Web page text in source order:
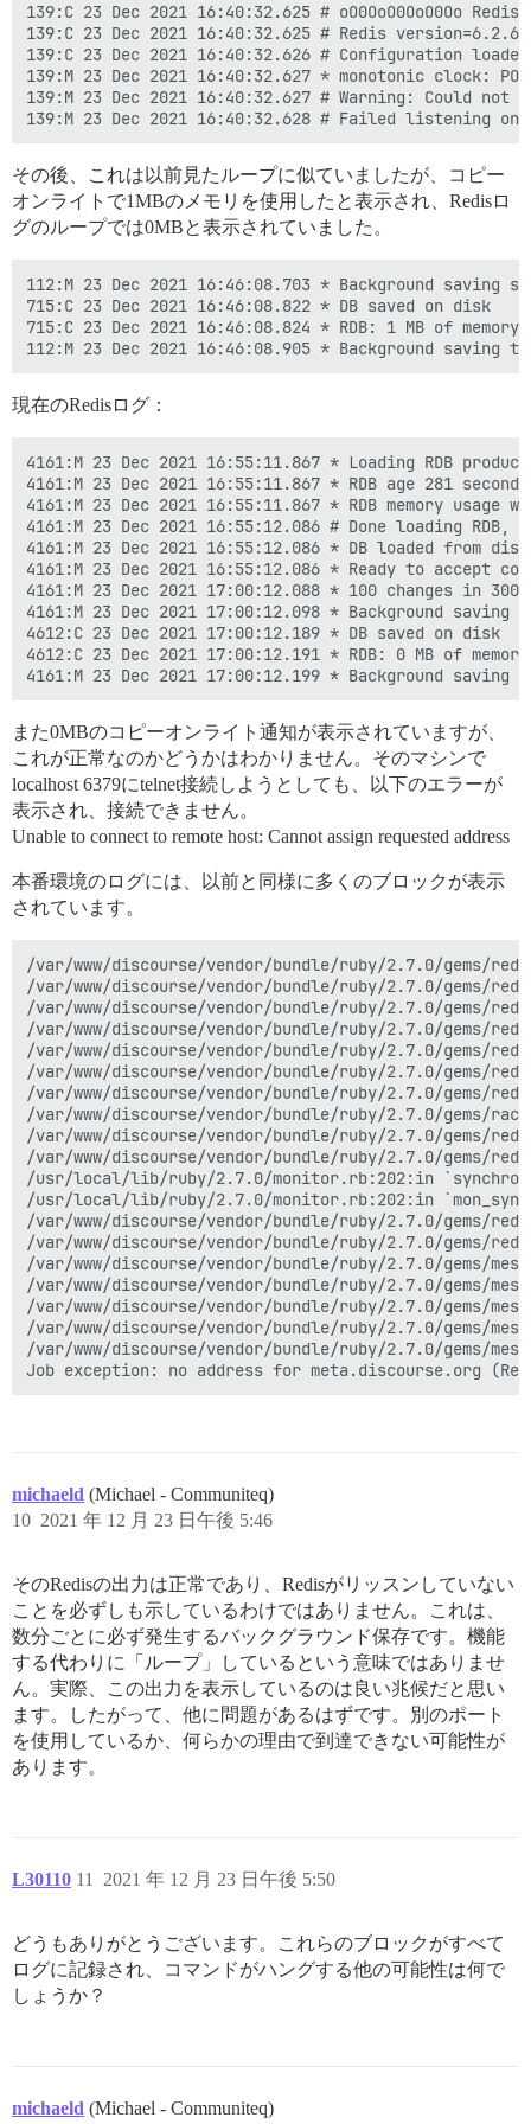
139:C 23 Dec 2021 16:40:32.625 # oO0OoO0OoO0Oo
139:C 23 Dec 2021 16:40:32.625 # Redis
139:C 23 Dec 2021 16:40:32.626 # Configuration loaded
139:M 23 Dec 2021 16:40:32.627 * monotonic clock:
139:M 23 Dec 2021 16:40:32.627 # Warning: Could
その後、これは以前見たループに似ていましたが、コピー
オンライトで1MBのメモリを使用したと表示され、Redisロ
グのループでは0MBと表示されていました。
112:M 23 Dec 2021 16:46:08.703 * Background saving
715:C 23 Dec 2021 16:46:08.822 * DB saved on disk
715:C 23 Dec 2021 16:46:08.824 * RDB: 1 MB of
現在のRedisログ：
4161:M 23 Dec 2021 16:55:11.867 * Loading RDB
4161:M 23 Dec 2021 16:55:11.867 * RDB age 281 seconds
4161:M 23 Dec 2021 16:55:11.867 * RDB memory usage
4161:M 23 Dec 2021 16:55:12.086 # Done loading
4161:M 23 Dec 2021 16:55:12.086 * DB loaded from
4161:M 23 Dec 2021 16:55:12.086 * Ready to accept
4161:M 23 Dec 2021 17:00:12.088 * 100 changes in
4161:M 23 Dec 2021 17:00:12.098 * Background
4612:C 23 Dec 2021 17:00:12.189 * DB saved on disk
4612:C 23 Dec 2021 17:00:12.191 * RDB: 0 MB of
また0MBのコピーオンライト通知が表示されていますが、
これが正常なのかどうかはわかりません。そのマシンで
localhost 6379にtelnet接続しようとしても、以下のエラーが
表示され、接続できません。
Unable to connect to remote host: Cannot assign requested address
本番環境のログには、以前と同様に多くのブロックが表示
されています。
/var/www/discourse/vendor/bundle/ruby/2.7.0/
/var/www/discourse/vendor/bundle/ruby/2.7.0/
/var/www/discourse/vendor/bundle/ruby/2.7.0/
/var/www/discourse/vendor/bundle/ruby/2.7.0/
/var/www/discourse/vendor/bundle/ruby/2.7.0/
/var/www/discourse/vendor/bundle/ruby/2.7.0/
/var/www/discourse/vendor/bundle/ruby/2.7.0/
/var/www/discourse/vendor/bundle/ruby/2.7.0/
/var/www/discourse/vendor/bundle/ruby/2.7.0/
/var/www/discourse/vendor/bundle/ruby/2.7.0/
/usr/local/lib/ruby/2.7.0/monitor.rb:202:in
/usr/local/lib/ruby/2.7.0/monitor.rb:202:in
/var/www/discourse/vendor/bundle/ruby/2.7.0/
/var/www/discourse/vendor/bundle/ruby/2.7.0/
/var/www/discourse/vendor/bundle/ruby/2.7.0/gems/
/var/www/discourse/vendor/bundle/ruby/2.7.0/gems/
/var/www/discourse/vendor/bundle/ruby/2.7.0/gems/
/var/www/discourse/vendor/bundle/ruby/2.7.0/gems/
/var/www/discourse/vendor/bundle/ruby/2.7.0/gems/
michaeld (Michael - Communiteq)
2021 年 12 月 23 日午後 5:46
10
そのRedisの出力は正常であり、Redisがリッスンしていない
ことを必ずしも示しているわけではありません。これは、
数分ごとに必ず発生するバックグラウンド保存です。機能
する代わりに「ループ」しているという意味ではありませ
ん。実際、この出力を表示しているのは良い兆候だと思い
ます。したがって、他に問題があるはずです。別のポート
を使用しているか、何らかの理由で到達できない可能性が
あります。
L30110 2021 年 12 月 23 日午後 5:50
11
どうもありがとうございます。これらのブロックがすべて
ログに記録され、コマンドがハングする他の可能性は何で
しょうか？
michaeld (Michael - Communiteq)